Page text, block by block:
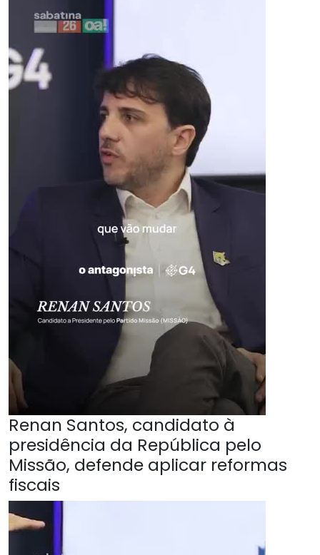
Renan Santos, candidato à
presidência da República pelo
Missão, defende aplicar reformas
fiscais